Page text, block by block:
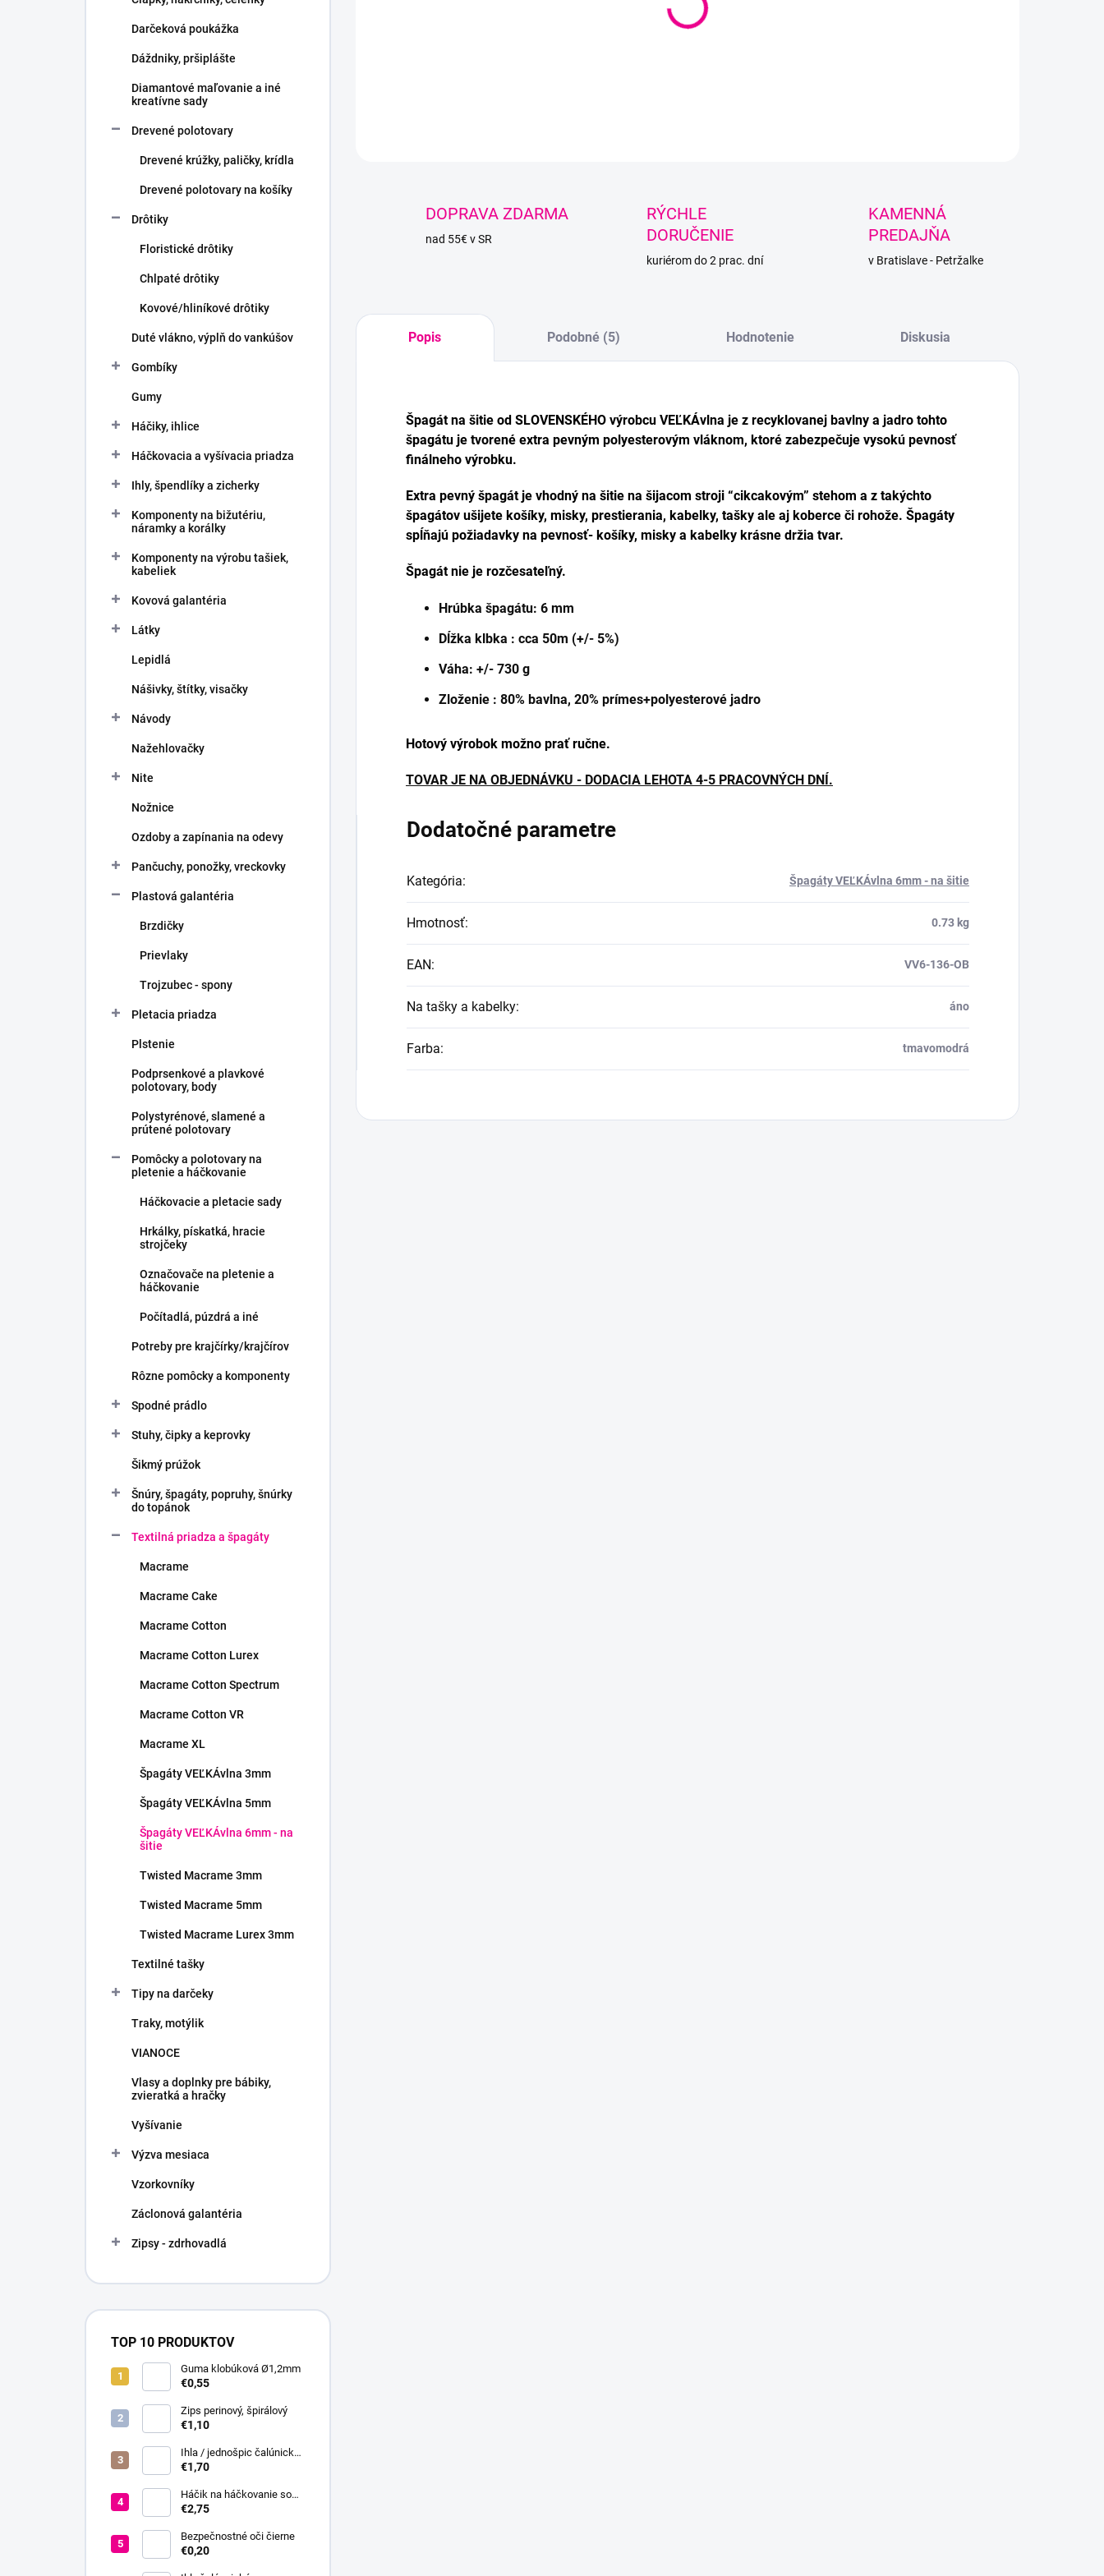
Darčeková poukážka
Dáždniky, pršiplášte
Diamantové maľovanie a iné
kreatívne sady
Drevené polotovary
Drevené krúžky, paličky, krídla
Drevené polotovary na košíky
Drôtiky
Floristické drôtiky
Chlpaté drôtiky
Kovové/hliníkové drôtiky
Duté vlákno, výplň do vankúšov
Gombíky
Gumy
Háčiky, ihlice
Háčkovacia a vyšívacia priadza
Ihly, špendlíky a zicherky
Komponenty na bižutériu,
náramky a korálky
Komponenty na výrobu tašiek,
kabeliek
Kovová galantéria
Látky
Lepidlá
Nášivky, štítky, visačky
Návody
Nažehlovačky
Nite
Nožnice
Ozdoby a zapínania na odevy
Pančuchy, ponožky, vreckovky
Plastová galantéria
Brzdičky
Prievlaky
Trojzubec - spony
Pletacia priadza
Plstenie
Podprsenkové a plavkové
polotovary, body
Polystyrénové, slamené a
prútené polotovary
Pomôcky a polotovary na
pletenie a háčkovanie
Háčkovacie a pletacie sady
Hrkálky, pískatká, hracie
strojčeky
Označovače na pletenie a
háčkovanie
Počítadlá, púzdrá a iné
Potreby pre krajčírky/krajčírov
Rôzne pomôcky a komponenty
Spodné prádlo
Stuhy, čipky a keprovky
Šikmý prúžok
Šnúry, špagáty, popruhy, šnúrky
do topánok
Textilná priadza a špagáty
Macrame
Macrame Cake
Macrame Cotton
Macrame Cotton Lurex
Macrame Cotton Spectrum
Macrame Cotton VR
Macrame XL
Špagáty VEĽKÁvlna 3mm
Špagáty VEĽKÁvlna 5mm
Špagáty VEĽKÁvlna 6mm - na
šitie
Twisted Macrame 3mm
Twisted Macrame 5mm
Twisted Macrame Lurex 3mm
Textilné tašky
Tipy na darčeky
Traky, motýlik
VIANOCE
Vlasy a doplnky pre bábiky,
zvieratká a hračky
Vyšívanie
Výzva mesiaca
Vzorkovníky
Záclonová galantéria
Zipsy - zdrhovadlá
TOP 10 PRODUKTOV
Guma klobúková Ø1,2mm
€0,55
Zips perinový, špirálový
€1,10
Ihla / jednošpic čalúnická
20 cm
€1,70
Háčik na háčkovanie so
silikónovou rukoväťou veľ.
€2,75
Bezpečnostné oči čierne
€0,20
recyklovanej bavlny a polyesterového vlákna.
DOPRAVA ZDARMA
nad 55€ v SR
RÝCHLE
DORUČENIE
kuriérom do 2 prac. dní
KAMENNÁ
PREDAJŇA
v Bratislave - Petržalke
Popis Podobné (5) Hodnotenie Diskusia
Špagát na šitie od SLOVENSKÉHO výrobcu VEĽKÁvlna je z recyklovanej bavlny a jadro tohto
špagátu je tvorené extra pevným polyesterovým vláknom, ktoré zabezpečuje vysokú pevnosť
finálneho výrobku.
Extra pevný špagát je vhodný na šitie na šijacom stroji “cikcakovým” stehom a z takýchto
špagátov ušijete košíky, misky, prestierania, kabelky, tašky ale aj koberce či rohože. Špagáty
spĺňajú požiadavky na pevnosť- košíky, misky a kabelky krásne držia tvar.
Špagát nie je rozčesateľný.
Hrúbka špagátu: 6 mm
Dĺžka klbka : cca 50m (+/- 5%)
Váha: +/- 730 g
Zloženie : 80% bavlna, 20% prímes+polyesterové jadro
Hotový výrobok možno prať ručne.
TOVAR JE NA OBJEDNÁVKU - DODACIA LEHOTA 4-5 PRACOVNÝCH DNÍ.
Dodatočné parametre
Kategória: Špagáty VEĽKÁvlna 6mm - na šitie
Hmotnosť: 0.73 kg
EAN: VV6-136-OB
Na tašky a kabelky: áno
Farba: tmavomodrá